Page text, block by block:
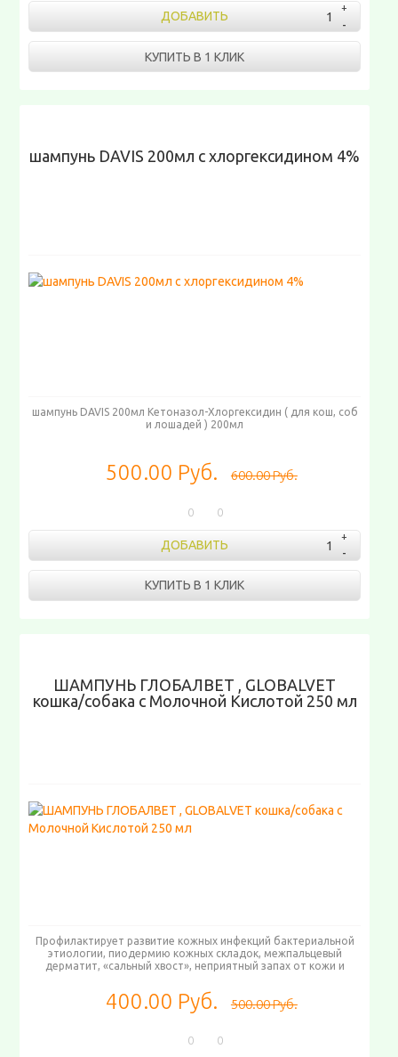
ДОБАВИТЬ
КУПИТЬ В 1 КЛИК
шампунь DAVIS 200мл с хлоргексидином 4%
шампунь DAVIS 200мл Кетоназол-Хлоргексидин ( для кош, соб
и лошадей ) 200мл
500.00 Руб. 600.00 Руб.
0 0
ДОБАВИТЬ
КУПИТЬ В 1 КЛИК
ШАМПУНЬ ГЛОБАЛВЕТ , GLOBALVET
кошка/собака с Молочной Кислотой 250 мл
Профилактирует развитие кожных инфекций бактериальной
этиологии, пиодермию кожных складок, межпальцевый
дерматит, «сальный хвост», неприятный запах от кожи и
400.00 Руб. 500.00 Руб.
0 0